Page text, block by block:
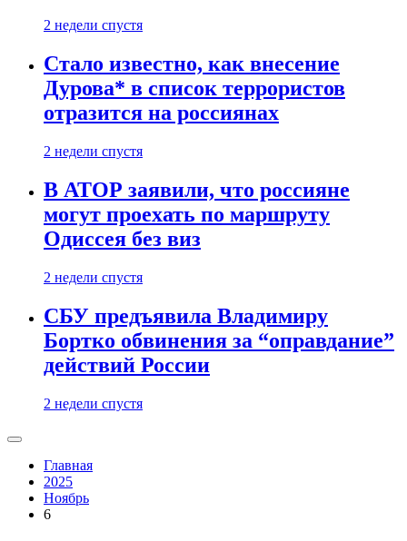
2 недели спустя
Стало известно, как внесение
Дурова* в список террористов
отразится на россиянах
2 недели спустя
В АТОР заявили, что россияне
могут проехать по маршруту
Одиссея без виз
2 недели спустя
СБУ предъявила Владимиру
Бортко обвинения за “оправдание”
действий России
2 недели спустя
Главная
2025
Ноябрь
6